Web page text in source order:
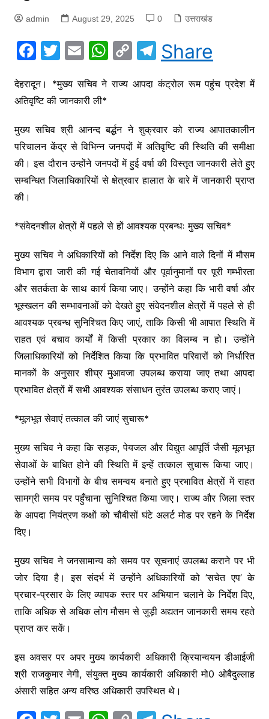
admin August 29, 2025 0 उत्तराखंड
F
c
e
b
o
o
k
T
itt
er
E
ai
l
W
at
A
p
p
C
p
Li
n
k
T
el
e
a
m
Share
देहरादून। *मुख्य सचिव ने राज्य आपदा कंट्रोल रूम पहुंच प्रदेश में
अतिवृष्टि की जानकारी ली*
मुख्य सचिव श्री आनन्द बर्द्धन ने शुक्रवार को राज्य आपातकालीन
परिचालन केंद्र से विभिन्न जनपदों में अतिवृष्टि की स्थिति की समीक्षा
की। इस दौरान उन्होंने जनपदों में हुई वर्षा की विस्तृत जानकारी लेते हुए
सम्बन्धित जिलाधिकारियों से क्षेत्रवार हालात के बारे में जानकारी प्राप्त
की।
*संवेदनशील क्षेत्रों में पहले से हों आवश्यक प्रबन्धः मुख्य सचिव*
मुख्य सचिव ने अधिकारियों को निर्देश दिए कि आने वाले दिनों में मौसम
विभाग द्वारा जारी की गई चेतावनियों और पूर्वानुमानों पर पूरी गम्भीरता
और सतर्कता के साथ कार्य किया जाए। उन्होंने कहा कि भारी वर्षा और
भूस्खलन की सम्भावनाओं को देखते हुए संवेदनशील क्षेत्रों में पहले से ही
आवश्यक प्रबन्ध सुनिश्चित किए जाएं, ताकि किसी भी आपात स्थिति में
राहत एवं बचाव कार्यों में किसी प्रकार का विलम्ब न हो। उन्होंने
जिलाधिकारियों को निर्देशित किया कि प्रभावित परिवारों को निर्धारित
मानकों के अनुसार शीघ्र मुआवजा उपलब्ध कराया जाए तथा आपदा
प्रभावित क्षेत्रों में सभी आवश्यक संसाधन तुरंत उपलब्ध कराए जाएं।
*मूलभूत सेवाएं तत्काल की जाएं सुचारू*
मुख्य सचिव ने कहा कि सड़क, पेयजल और विद्युत आपूर्ति जैसी मूलभूत
सेवाओं के बाधित होने की स्थिति में इन्हें तत्काल सुचारू किया जाए।
उन्होंने सभी विभागों के बीच समन्वय बनाते हुए प्रभावित क्षेत्रों में राहत
सामग्री समय पर पहुँचाना सुनिश्चित किया जाए। राज्य और जिला स्तर
के आपदा नियंत्रण कक्षों को चौबीसों घंटे अलर्ट मोड पर रहने के निर्देश
दिए।
मुख्य सचिव ने जनसामान्य को समय पर सूचनाएं उपलब्ध कराने पर भी
जोर दिया है। इस संदर्भ में उन्होंने अधिकारियों को ’सचेत एप’ के
प्रचार-प्रसार के लिए व्यापक स्तर पर अभियान चलाने के निर्देश दिए,
ताकि अधिक से अधिक लोग मौसम से जुड़ी अद्यतन जानकारी समय रहते
प्राप्त कर सकें।
इस अवसर पर अपर मुख्य कार्यकारी अधिकारी क्रियान्वयन डीआईजी
श्री राजकुमार नेगी, संयुक्त मुख्य कार्यकारी अधिकारी मो0 ओबैदुल्लाह
अंसारी सहित अन्य वरिष्ठ अधिकारी उपस्थित थे।